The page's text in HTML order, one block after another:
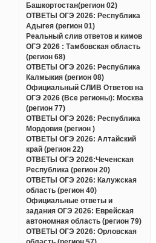
Башкортостан(регион 02)
ОТВЕТЫ ОГЭ 2026: Республика
Адыгея (регион 01)
Реальный слив ответов и кимов
ОГЭ 2026 : Тамбовская область
(регион 68)
ОТВЕТЫ ОГЭ 2026: Республика
Калмыкия (регион 08)
Официальный СЛИВ Ответов на
ОГЭ 2026 (Все регионы): Москва
(регион 77)
ОТВЕТЫ ОГЭ 2026: Республика
Мордовия (регион )
ОТВЕТЫ ОГЭ 2026: Алтайский
край (регион 22)
ОТВЕТЫ ОГЭ 2026:Чеченская
Республика (регион 20)
ОТВЕТЫ ОГЭ 2026: Калужская
область (регион 40)
Официальные ответы и
задания ОГЭ 2026: Еврейская
автономная область (регион 79)
ОТВЕТЫ ОГЭ 2026: Орловская